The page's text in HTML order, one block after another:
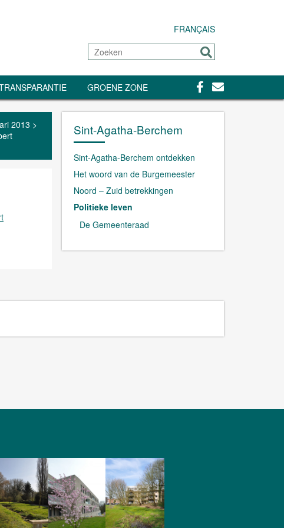
FRANÇAIS
Zoeken
Sturen
GROENE ZONE Facebook
Contact
2013 >
Sint-Agatha-Berchem
Sint-Agatha-Berchem ontdekken
Het woord van de Burgemeester
Noord – Zuid betrekkingen
Politieke leven
De Gemeenteraad